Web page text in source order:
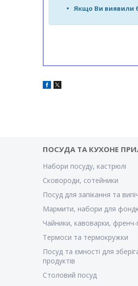
Якщо Ви виявили
ПОСУДА ТА КУХОНЕ
Набори посуду, кастрюлі
Сковороди, сотейники
Посуд для запікання та
Мармити, набори для
Чайники, кавоварки, френч-
Термоси та термокружки
Посуд та ємності для
продуктів
Столовий посуд